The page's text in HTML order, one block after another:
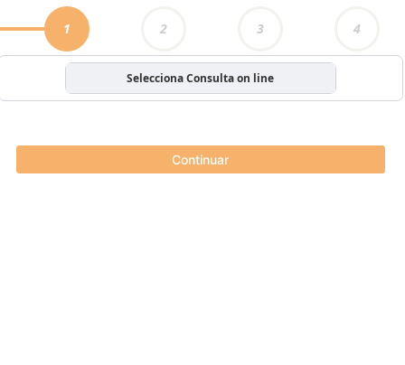
1 2 3 4
Selecciona Consulta on line
Continuar